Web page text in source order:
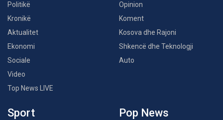
Politikë
Kronikë
Aktualitet
Ekonomi
Sociale
Video
Top News LIVE
Opinion
Koment
Kosova dhe Rajoni
Shkencë dhe Teknologji
Auto
Sport Pop News